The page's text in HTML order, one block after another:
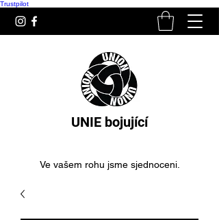
Trustpilot
UNIE bojující
Ve vašem rohu jsme sjednoceni.